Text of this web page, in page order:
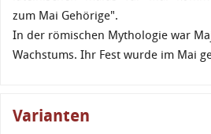
zum Mai Gehörige".
In der römischen Mythologie war
Wachstums. Ihr Fest wurde im Mai
Varianten